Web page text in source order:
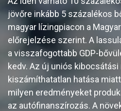
jövőre inkább 5 százalékos
magyar lízingpiacon a
előrejelzése szerint. A
a visszafogottabb GDP-
kedv. Az új uniós
kiszámíthatatlan hatása
milyen eredményeket
az autófinanszírozás. A